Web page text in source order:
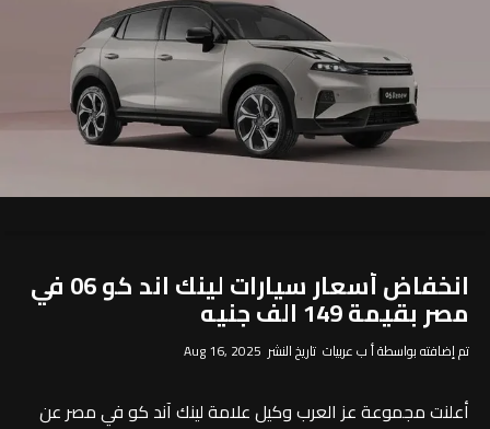
انخفاض أسعار سيارات لينك اند كو 06 في
مصر بقيمة 149 الف جنيه
تم إضافته بواسطة أ ب عربيات تاريخ النشر Aug 16, 2025
أعلنت مجموعة عز العرب وكيل علامة لينك آند كو في مصر عن